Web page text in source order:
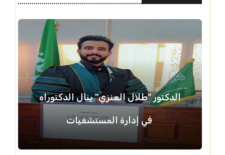
الدكتور "طلال العنزي" ينال الدكتوراه
في إدارة المستشفيات